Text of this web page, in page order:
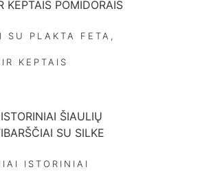
SU PLAKTA FETA,
KEPTAIS
ISTORINIAI